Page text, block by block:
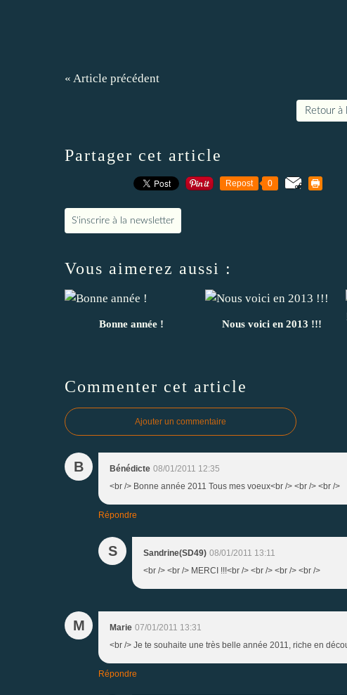
« Article précédent
Retour à
Partager cet article
Repost 0
S'inscrire à la newsletter
Vous aimerez aussi :
Bonne année !
Nous voici en 2013 !!!
Commenter cet article
Ajouter un commentaire
B Bénédicte 08/01/2011 12:35
<br /> Bonne année 2011 Tous mes voeux<br /> <br /> <br />
Répondre
S Sandrine(SD49) 08/01/2011 13:11
<br /> <br /> MERCI !!!<br /> <br /> <br /> <br />
M Marie 07/01/2011 13:31
<br /> Je te souhaite une très belle année 2011, riche en
Répondre